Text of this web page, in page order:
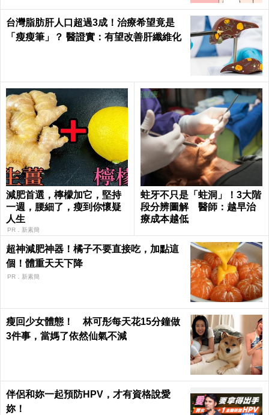
台灣脂肪肝人口超過3成！治療希望竟是
「瘦瘦筆」？ 醫證實：有望改善肝纖維化
減肥首選，檸檬加它，堅持
一週，腰細了，瘦到你懷疑
人生
PR．新素簡
蛀牙不只是「蛀洞」！3大階
段分辨圖解 醫師：越早治
療成本越低
超神減肥神器！橘子不要直接吃，加點這
個！體重天天下降
PR．新素簡
瘦回少女體態！ 林可彤每天花15分鐘做
3件事，當媽了依然仙氣不減
伴侶和妳一起預防HPV，才有資格說愛
妳！